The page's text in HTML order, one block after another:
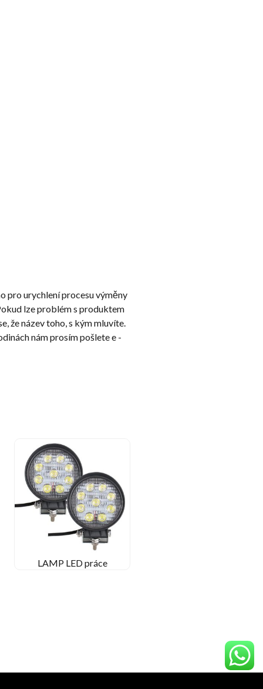
pro urychlení procesu výměny
lze problém s produktem
že název toho, s kým mluvíte.
nám prosím pošlete e -
LAMP LED práce